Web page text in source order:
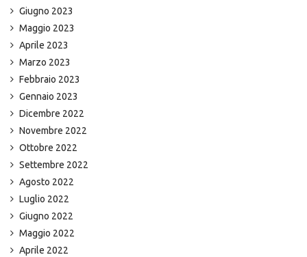
Giugno 2023
Maggio 2023
Aprile 2023
Marzo 2023
Febbraio 2023
Gennaio 2023
Dicembre 2022
Novembre 2022
Ottobre 2022
Settembre 2022
Agosto 2022
Luglio 2022
Giugno 2022
Maggio 2022
Aprile 2022